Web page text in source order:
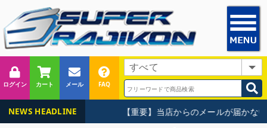
ログイン カート メール FAQ
NEWS HEADLINE 【重要】当店からのメールが届かな